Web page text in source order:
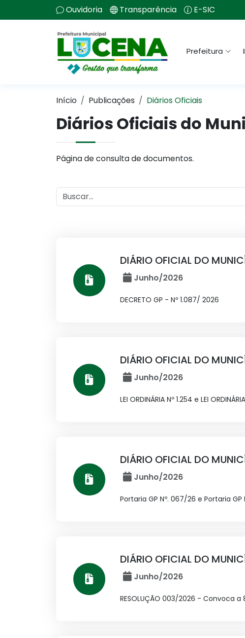
Ouvidoria Transparência E-SIC
Prefeitura
Início Publicações Diários Oficiais
Diários Oficiais do
Página de consulta de documentos.
DIÁRIO OFICIAL DO
Junho/2026
DECRETO GP - Nº 1.087/ 2026
DIÁRIO OFICIAL DO
Junho/2026
LEI ORDINÁRIA Nº 1.254 e LEI
DIÁRIO OFICIAL DO
Junho/2026
Portaria GP Nº. 067/26 e Portaria GP
DIÁRIO OFICIAL DO
Junho/2026
RESOLUÇÃO 003/2026 - Convoca